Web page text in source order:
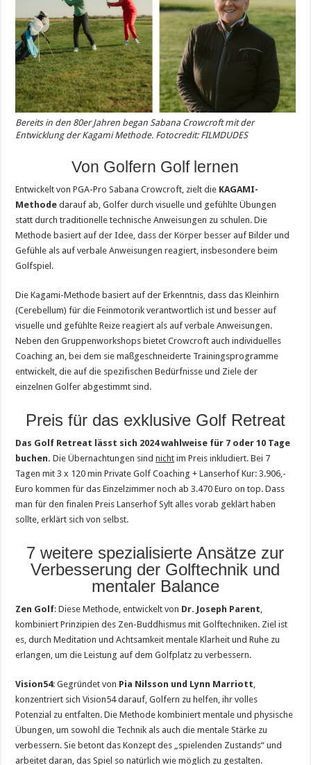
Bereits in den 80er Jahren began Sabana Crowcroft mit der
Entwicklung der Kagami Methode. Fotocredit: FILMDUDES
Von Golfern Golf lernen
Entwickelt von PGA-Pro Sabana Crowcroft, zielt die KAGAMI-
Methode darauf ab, Golfer durch visuelle und gefühlte Übungen
statt durch traditionelle technische Anweisungen zu schulen. Die
Methode basiert auf der Idee, dass der Körper besser auf Bilder und
Gefühle als auf verbale Anweisungen reagiert, insbesondere beim
Golfspiel.
Die Kagami-Methode basiert auf der Erkenntnis, dass das Kleinhirn
(Cerebellum) für die Feinmotorik verantwortlich ist und besser auf
visuelle und gefühlte Reize reagiert als auf verbale Anweisungen​.
Neben den Gruppenworkshops bietet Crowcroft auch individuelles
Coaching an, bei dem sie maßgeschneiderte Trainingsprogramme
entwickelt, die auf die spezifischen Bedürfnisse und Ziele der
einzelnen Golfer abgestimmt sind​.
Preis für das exklusive Golf Retreat
Das Golf Retreat lässt sich 2024 wahlweise für 7 oder 10 Tage
buchen.Die Übernachtungen sindnicht im Preis inkludiert. Bei 7
Tagen mit 3 x 120 min Private Golf Coaching + Lanserhof Kur: 3.906,-
Euro kommen für das Einzelzimmer noch ab 3.470 Euro on top. Dass
man für den finalen Preis Lanserhof Sylt alles vorab geklärt haben
sollte, erklärt sich von selbst.
7 weitere spezialisierte Ansätze zur
Verbesserung der Golftechnik und
mentaler Balance
Zen Golf: Diese Methode, entwickelt von Dr. Joseph Parent,
kombiniert Prinzipien des Zen-Buddhismus mit Golftechniken. Ziel ist
es, durch Meditation und Achtsamkeit mentale Klarheit und Ruhe zu
erlangen, um die Leistung auf dem Golfplatz zu verbessern​.
Vision54: Gegründet von Pia Nilsson und Lynn Marriott,
konzentriert sich Vision54 darauf, Golfern zu helfen, ihr volles
Potenzial zu entfalten. Die Methode kombiniert mentale und physische
Übungen, um sowohl die Technik als auch die mentale Stärke zu
verbessern. Sie betont das Konzept des „spielenden Zustands“ und
arbeitet daran, das Spiel so natürlich wie möglich zu gestalten​.